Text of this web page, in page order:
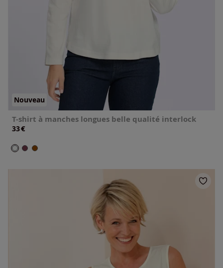
Nouveau
T-shirt à manches longues belle qualité interlock
33€